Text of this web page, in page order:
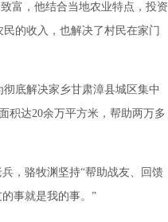
富，他结合当地农业特点，投资
的收入，也解决了村民在家门
底解决家乡甘肃漳县城区集中
积达20余万平方米，帮助两万多
，骆牧渊坚持“帮助战友、回馈
事就是我的事。”